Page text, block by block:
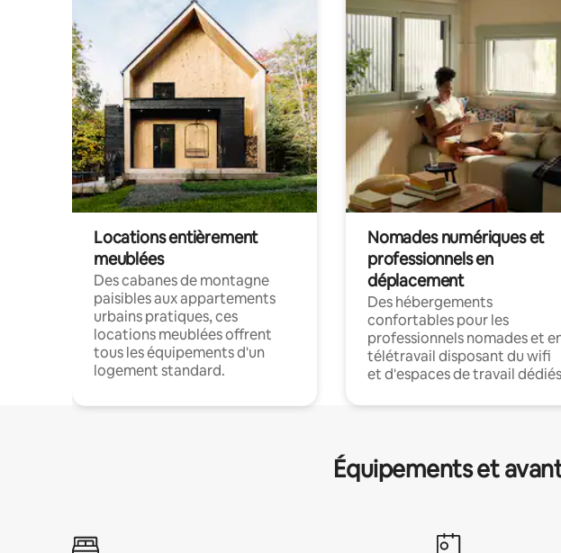
Locations entièrement
meublées
Des cabanes de montagne
paisibles aux appartements
urbains pratiques, ces
locations meublées offrent
tous les équipements d'un
logement standard.
Nomades numériques et
professionnels en
déplacement
Des hébergements
confortables pour les
professionnels nomades et
télétravail disposant du wifi
et d'espaces de travail
Équipements et